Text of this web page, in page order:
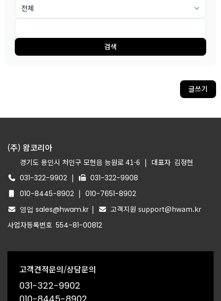
검색
글쓰기
(주) 왐코리아
경기도 용인시 처인구 모현읍 능원로 41-6 | 대표자 김정현
031-322-9902 |
031-322-9908
010-8445-8902 | 010-7651-8902
영업 sales@hwam.kr |
고객지원 support@hwam.kr
사업자등록번호 554-81-00812
고객견적문의/상담문의
031-322-9902